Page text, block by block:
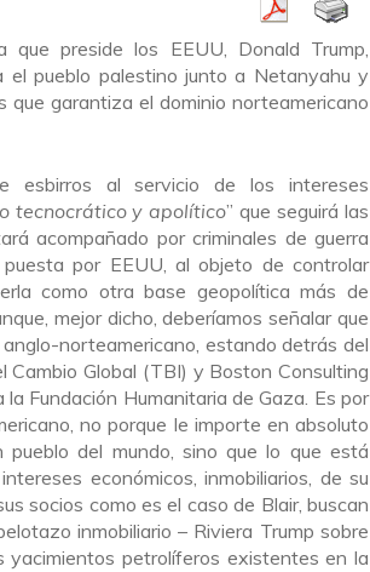
preside los EEUU, Donald Trump,
el pueblo palestino junto a Netanyahu y
garantiza el dominio norteamericano
esbirros al servicio de los intereses
tecnocrático y apolítico” que seguirá las
acompañado por criminales de guerra
por EEUU, al objeto de controlar
como otra base geopolítica más de
mejor dicho, deberíamos señalar que
norteamericano, estando detrás del
Cambio Global (TBI) y Boston Consulting
Fundación Humanitaria de Gaza. Es por
no porque le importe en absoluto
del mundo, sino que lo que está
económicos, inmobiliarios, de su
socios como es el caso de Blair, buscan
inmobiliario – Riviera Trump sobre
yacimientos petrolíferos existentes en la